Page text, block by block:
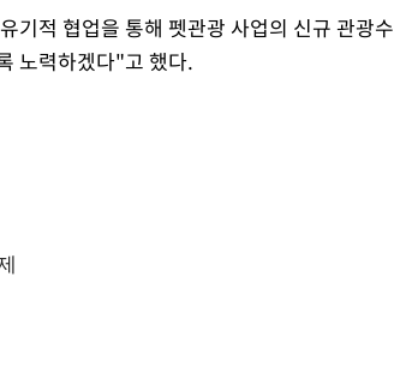
기적 협업을 통해 펫관광 사업의 신규 관광수
노력하겠다"고 했다.